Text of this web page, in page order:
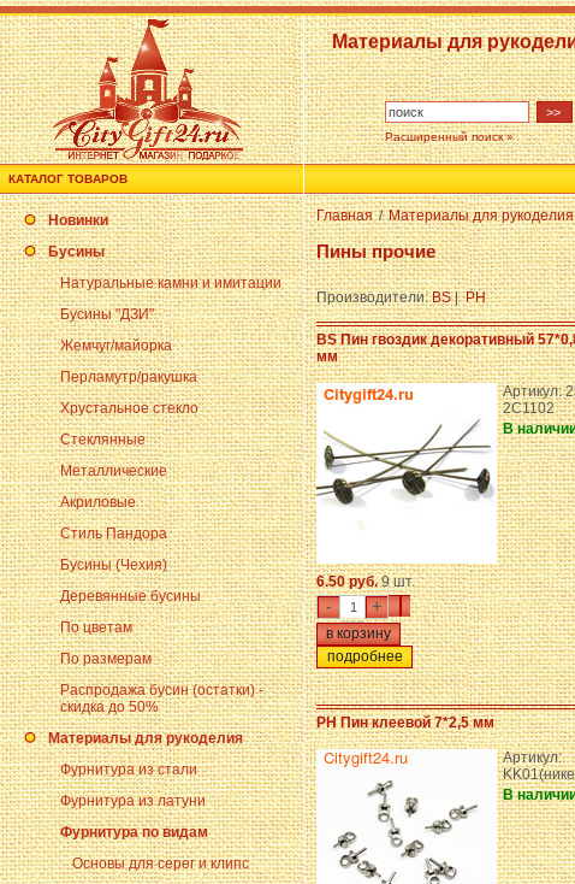
Материалы для
Расширенный поиск »
КАТАЛОГ ТОВАРОВ
Новинки
Бусины
Натуральные камни и имитации
Бусины "ДЗИ"
Жемчуг/майорка
Перламутр/ракушка
Хрустальное стекло
Стеклянные
Металлические
Акриловые
Стиль Пандора
Бусины (Чехия)
Деревянные бусины
По цветам
По размерам
Распродажа бусин (остатки) -
скидка до 50%
Материалы для рукоделия
Фурнитура из стали
Фурнитура из латуни
Фурнитура по видам
Основы для серег и клипс
Главная / Материалы для рукоделия
Пины прочие
Производители:BS| PH
BS Пин гвоздик декоративный
мм
Артикул:
2C1102
В
6.50 руб.9 шт.
- +
подробнее
PH Пин клеевой 7*2,5 мм
Артикул:
В